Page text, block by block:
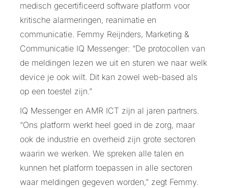
medisch gecertificeerd software platform voor
kritische alarmeringen, reanimatie en
communicatie. Femmy Reijnders, Marketing &
Communicatie IQ Messenger: “De protocollen van
de meldingen lezen we uit en sturen we naar welk
device je ook wilt. Dit kan zowel web-based als
op een toestel zijn.”
IQ Messenger en AMR ICT zijn al jaren partners.
“Ons platform werkt heel goed in de zorg, maar
ook de industrie en overheid zijn grote sectoren
waarin we werken. We spreken alle talen en
kunnen het platform toepassen in alle sectoren
waar meldingen gegeven worden,” zegt Femmy.